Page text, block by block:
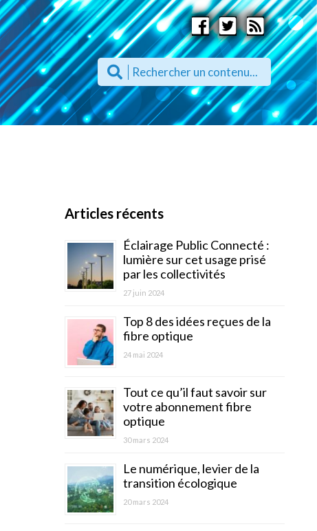
Articles récents
Éclairage Public Connecté :
lumière sur cet usage prisé
par les collectivités
27 juin 2024
Top 8 des idées reçues de la
fibre optique
24 mai 2024
Tout ce qu’il faut savoir sur
votre abonnement fibre
optique
30 mars 2024
Le numérique, levier de la
transition écologique
20 mars 2024